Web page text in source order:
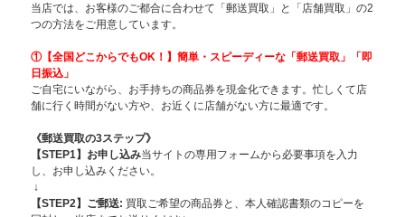
当店では、お客様のご都合に合わせて「郵送買取」と「店舗買取」の2
つの方法をご用意しています。
①【全国どこからでもOK！】簡単・スピーディーな「郵送買取」「即
日振込」
ご自宅にいながら、お手持ちの商品券を現金化できます。忙しくて店
舗に行く時間がない方や、お近くに店舗がない方に最適です。
《郵送買取の3ステップ》
【STEP1】お申し込み当サイトの専用フォームから必要事項を入力
し、お申し込みください。
↓
【STEP2】ご郵送: 買取ご希望の商品券と、本人確認書類のコピーを